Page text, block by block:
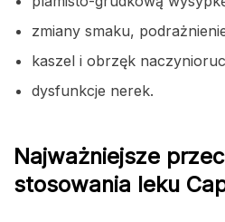
zmiany smaku,
kaszel i obrzęk
dysfunkcje nerek.
Najważniejsze
stosowania leku